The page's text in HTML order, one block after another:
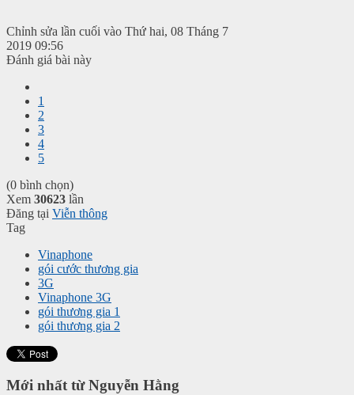
Chỉnh sửa lần cuối vào Thứ hai, 08 Tháng 7
2019 09:56
Đánh giá bài này
1
2
3
4
5
(0 bình chọn)
Xem 30623 lần
Đăng tại Viễn thông
Tag
Vinaphone
gói cước thương gia
3G
Vinaphone 3G
gói thương gia 1
gói thương gia 2
Mới nhất từ Nguyễn Hằng